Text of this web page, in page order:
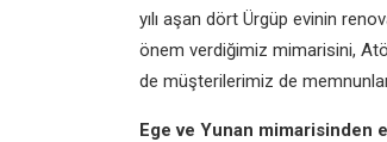
yılı aşan dört Ürgüp evinin
önem verdiğimiz mimarisini,
de müşterilerimiz de
Ege ve Yunan mimarisinden